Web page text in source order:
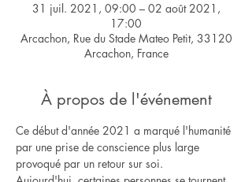
31 juil. 2021, 09:00 – 02 août 2021,
17:00
Arcachon, Rue du Stade Mateo Petit, 33120
Arcachon, France
À propos de l'événement
Ce début d'année 2021 a marqué l'humanité
par une prise de conscience plus large
provoqué par un retour sur soi.